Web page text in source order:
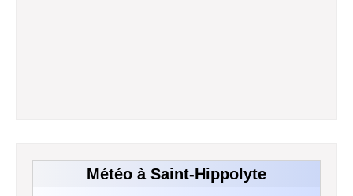
Météo à Saint-Hippolyte